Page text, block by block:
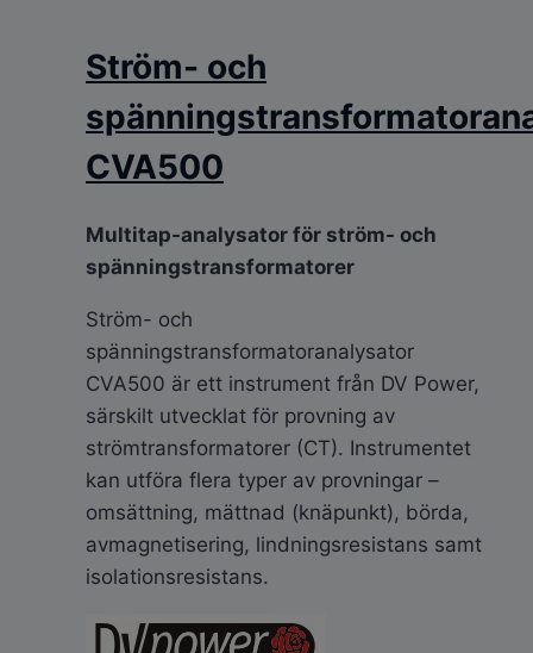
Ström- och
CVA500
Multitap-analysator för ström- och
spänningstransformatorer
Ström- och
spänningstransformatoranalysator
CVA500 är ett instrument från DV Power,
särskilt utvecklat för provning av
strömtransformatorer (CT). Instrumentet
kan utföra flera typer av provningar –
omsättning, mättnad (knäpunkt), börda,
avmagnetisering, lindningsresistans samt
isolationsresistans.